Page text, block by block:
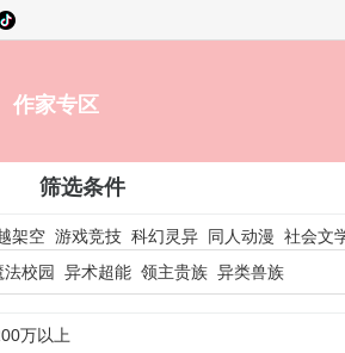
作家专区
筛选条件
架空 游戏竞技 科幻灵异 同人动漫 社会文
法校园 异术超能 领主贵族 异类兽族
万以上